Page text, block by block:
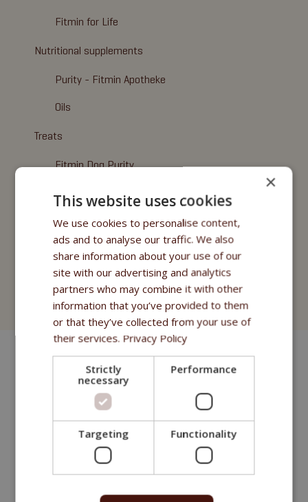
Fitmin for Life
Nutritional supplements
Purity - Fitmin Apotheke
Oils
Treats
Fitmin Dog Purity
Snax Bones
Snax Nuggets
Snax Stripes
Fitmin Nutritional Programme
Fitmin for Life
×
This website uses cookies
We use cookies to personalise content,
ads and to analyse our traffic. We also
share information about your use of our
site with our advertising and analytics
partners who may combine it with other
information that you’ve provided to them
or that they’ve collected from your use of
their services. Privacy Policy
Strictly
necessary
Performance
Targeting Functionality